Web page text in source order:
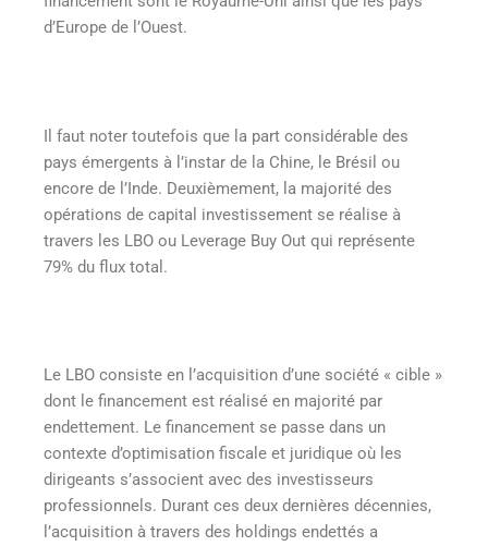
d’Europe de l’Ouest.
Il faut noter toutefois que la part considérable des
pays émergents à l’instar de la Chine, le Brésil ou
encore de l’Inde. Deuxièmement, la majorité des
opérations de capital investissement se réalise à
travers les LBO ou Leverage Buy Out qui représente
79% du flux total.
Le LBO consiste en l’acquisition d’une société « cible »
dont le financement est réalisé en majorité par
endettement. Le financement se passe dans un
contexte d’optimisation fiscale et juridique où les
dirigeants s’associent avec des investisseurs
professionnels. Durant ces deux dernières décennies,
l’acquisition à travers des holdings endettés a